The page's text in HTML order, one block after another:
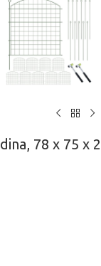
78 x 75 x 2